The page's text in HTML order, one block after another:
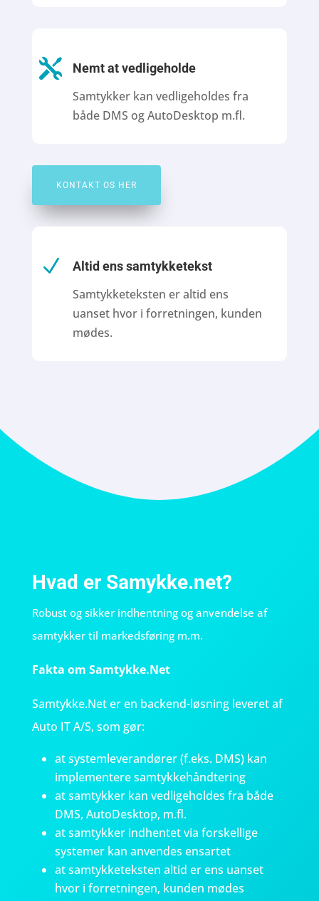
 Nemt at vedligeholde
Samtykker kan vedligeholdes fra
både DMS og AutoDesktop m.fl.
KONTAKT OS HER
N Altid ens samtykketekst
Samtykketeksten er altid ens
uanset hvor i forretningen, kunden
mødes.
Hvad er Samykke.net?
Robust og sikker indhentning og anvendelse af
samtykker til markedsføring m.m.
Fakta om Samtykke.Net
Samtykke.Net er en backend-løsning leveret af
Auto IT A/S, som gør:
at systemleverandører (f.eks. DMS) kan
implementere samtykkehåndtering
at samtykker kan vedligeholdes fra både
DMS, AutoDesktop, m.fl.
at samtykker indhentet via forskellige
systemer kan anvendes ensartet
at samtykketeksten altid er ens uanset
hvor i forretningen, kunden mødes